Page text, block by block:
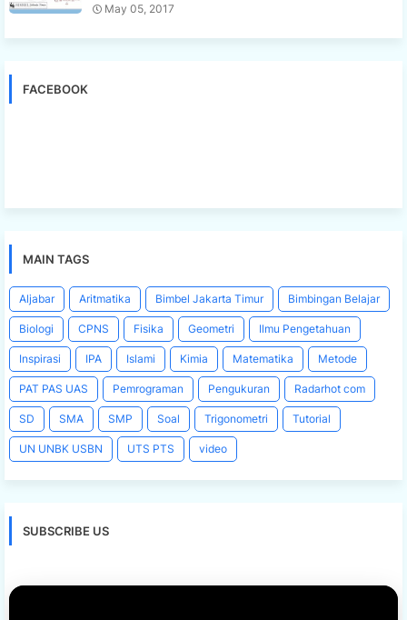
May 05, 2017
FACEBOOK
MAIN TAGS
Aljabar Aritmatika Bimbel Jakarta Timur Bimbingan Belajar
Biologi CPNS Fisika Geometri Ilmu Pengetahuan
Inspirasi IPA Islami Kimia Matematika Metode
PAT PAS UAS Pemrograman Pengukuran Radarhot com
SD SMA SMP Soal Trigonometri Tutorial
UN UNBK USBN UTS PTS video
SUBSCRIBE US